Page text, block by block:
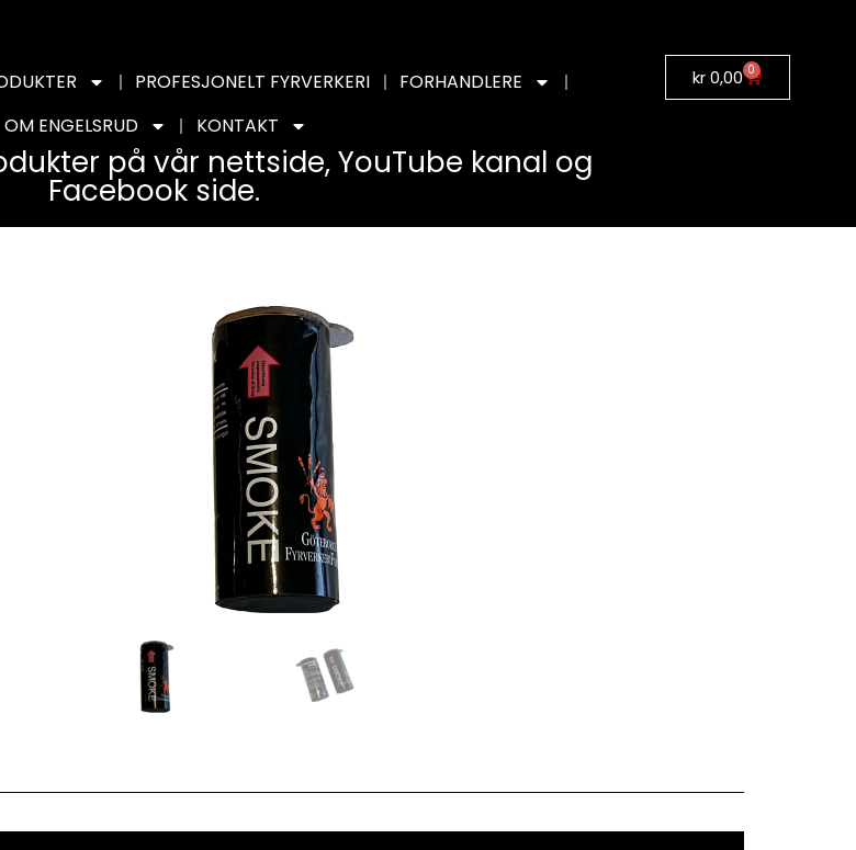
PROFESJONELT FYRVERKERI
FORHANDLERE
OM ENGELSRUD
KONTAKT
på vår nettside, YouTube kanal og
Facebook side.
kr0,00 0